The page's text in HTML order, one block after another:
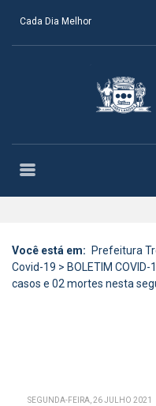
Cada Dia Melhor
Você está em: Prefeitura
Covid-19 > BOLETIM
casos e 02 mortes nesta
SEGUNDA-FEIRA, 26 JULHO 2021